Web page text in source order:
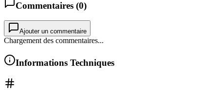
Commentaires (0)
Ajouter un commentaire
Chargement des commentaires...
Informations Techniques